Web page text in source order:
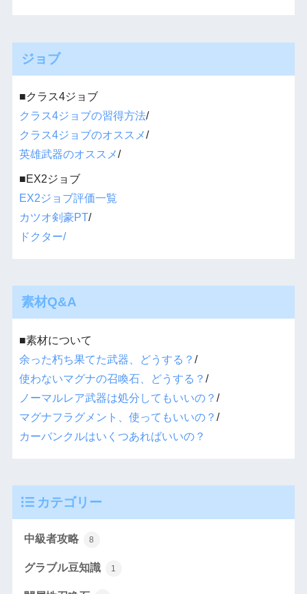
ジョブ
■クラス4ジョブ
クラス4ジョブの習得方法/
クラス4ジョブのオススメ/
英雄武器のオススメ/
■EX2ジョブ
EX2ジョブ評価一覧
カツオ剣豪PT/
ドクター/
素材Q&A
■素材について
余った朽ち果てた武器、どうする？ /
使わないマグナの召喚石、どうする？ /
ノーマルレア武器は処分してもいいの？ /
マグナフラグメント、使ってもいいの？ /
カーバンクルはいくつあればいいの？
カテゴリー
中級者攻略 8
グラブル豆知識 1